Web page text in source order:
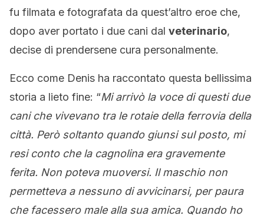
fu filmata e fotografata da quest’altro eroe che,
dopo aver portato i due cani dal veterinario,
decise di prendersene cura personalmente.
Ecco come Denis ha raccontato questa bellissima
storia a lieto fine: “Mi arrivò la voce di questi due
cani che vivevano tra le rotaie della ferrovia della
città. Però soltanto quando giunsi sul posto, mi
resi conto che la cagnolina era gravemente
ferita. Non poteva muoversi. Il maschio non
permetteva a nessuno di avvicinarsi, per paura
che facessero male alla sua amica. Quando ho